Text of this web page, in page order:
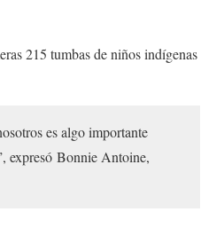
215 tumbas de niños indígenas
es algo importante
expresó Bonnie Antoine,